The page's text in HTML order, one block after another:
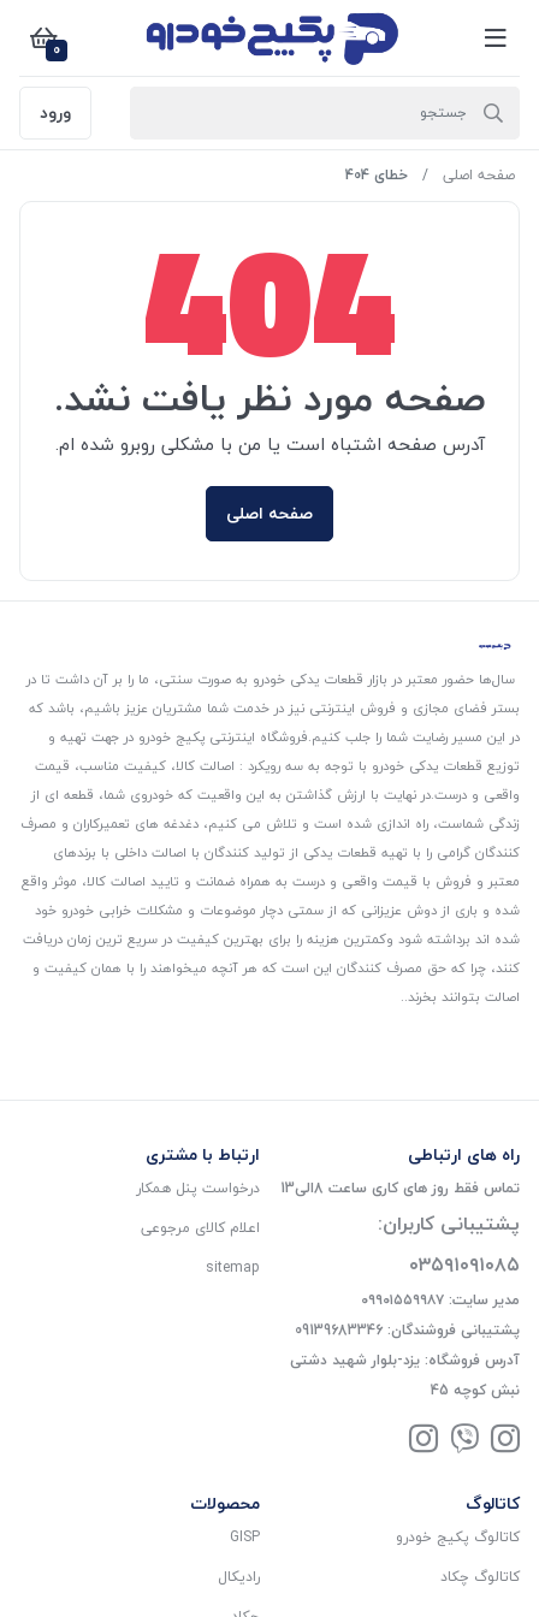
0
ورود
صفحه اصلی خطای 404
404
صفحه مورد نظر یافت نشد.
آدرس صفحه اشتباه است یا من با مشکلی روبرو شده ام.
صفحه اصلی
سال‌ها حضور معتبر در بازار قطعات یدکی خودرو به صورت سنتی، ما را بر آن داشت تا در
بستر فضای مجازی و فروش اینترنتی نیز در خدمت شما مشتریان عزیز باشیم، باشد که
در این مسیر رضایت شما را جلب کنیم.فروشگاه اینترنتی پکیج خودرو در جهت تهیه و
توزیع قطعات یدکی خودرو با توجه به سه رویکرد : اصالت کالا، کیفیت مناسب، قیمت
واقعی و درست.در نهایت با ارزش گذاشتن به این واقعیت که خودروی شما، قطعه ای از
زندگی شماست، راه اندازی شده است و تلاش می کنیم، دغدغه های تعمیرکاران و مصرف
کنندگان گرامی را با تهیه قطعات یدکی از تولید کنندگان با اصالت داخلی با برندهای
معتبر و فروش با قیمت واقعی و درست به همراه ضمانت و تایید اصالت کالا، موثر واقع
شده و باری از دوش عزیزانی که از سمتی دچار موضوعات و مشکلات خرابی خودرو خود
شده اند برداشته شود و‌کمترین هزینه را برای بهترین کیفیت در سریع ترین زمان دریافت
کنند، چرا که حق مصرف کنندگان این است که هر آنچه میخواهند را با همان کیفیت و
اصالت بتوانند بخرند..
راه های ارتباطی
تماس فقط روز های کاری ساعت 8الی13
پشتیبانی کاربران:
۰۳۵۹۱۰۹۱۰۸۵
مدیر سایت: ۰۹۹۰۱۵۵۹۹۸۷
پشتیبانی فروشندگان: 09139683346
آدرس فروشگاه: یزد-بلوار شهید دشتی
نبش کوچه 45
ارتباط با مشتری
درخواست پنل همکار
اعلام کالای مرجوعی
sitemap
کاتالوگ
کاتالوگ پکیج خودرو
کاتالوگ چکاد
محصولات
GISP
رادیکال